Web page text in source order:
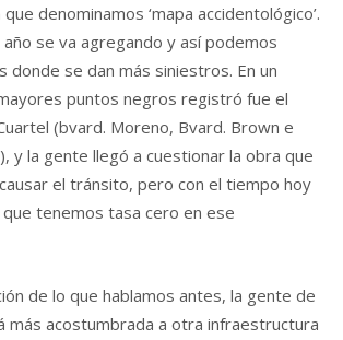
denominamos ‘mapa accidentológico’.
se va agregando y así podemos
donde se dan más siniestros. En un
puntos negros registró fue el
(bvard. Moreno, Bvard. Brown e
y la gente llegó a cuestionar la obra que
el tránsito, pero con el tiempo hoy
tenemos tasa cero en ese
de lo que hablamos antes, la gente de
más acostumbrada a otra infraestructura